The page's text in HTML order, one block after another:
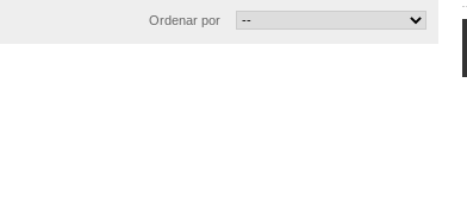
Ordenar por